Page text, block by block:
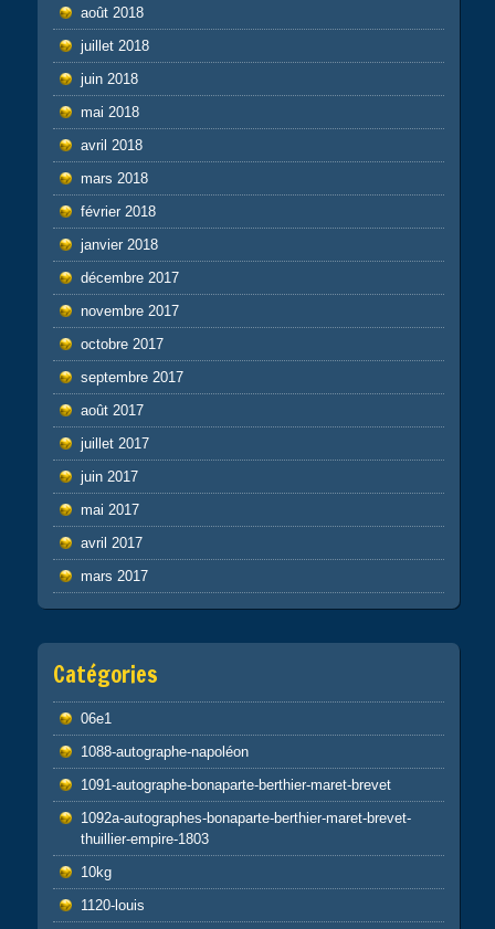
août 2018
juillet 2018
juin 2018
mai 2018
avril 2018
mars 2018
février 2018
janvier 2018
décembre 2017
novembre 2017
octobre 2017
septembre 2017
août 2017
juillet 2017
juin 2017
mai 2017
avril 2017
mars 2017
Catégories
06e1
1088-autographe-napoléon
1091-autographe-bonaparte-berthier-maret-brevet
1092a-autographes-bonaparte-berthier-maret-brevet-
thuillier-empire-1803
10kg
1120-louis